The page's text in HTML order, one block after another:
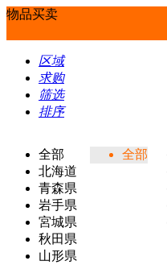
物品买卖
区域
求购
筛选
排序
全部
北海道
青森県
岩手県
宮城県
秋田県
山形県
全部